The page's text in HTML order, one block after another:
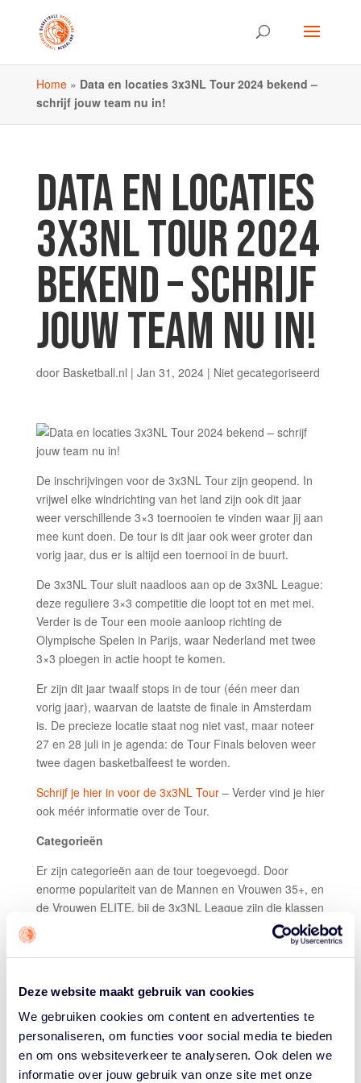
Deze website maakt gebruik van cookies
We gebruiken cookies om content en advertenties te
personaliseren, om functies voor social media te bieden
en om ons websiteverkeer te analyseren. Ook delen we
informatie over jouw gebruik van onze site met onze
Home» Data en locaties 3x3NL Tour 2024 bekend –
schrijf jouw team nu in!
DATA EN LOCATIES
3X3NL TOUR 2024
BEKEND – SCHRIJF
JOUW TEAM NU IN!
door Basketball.nl | Jan 31, 2024| Niet gecategoriseerd
De inschrijvingen voor de 3x3NL Tour zijn geopend. In
vrijwel elke windrichting van het land zijn ook dit jaar
weer verschillende 3×3 toernooien te vinden waar jij aan
mee kunt doen. De tour is dit jaar ook weer groter dan
vorig jaar, dus er is altijd een toernooi in de buurt.
De 3x3NL Tour sluit naadloos aan op de 3x3NL League:
deze reguliere 3×3 competitie die loopt tot en met mei.
Verder is de Tour een mooie aanloop richting de
Olympische Spelen in Parijs, waar Nederland met twee
3×3 ploegen in actie hoopt te komen.
Er zijn dit jaar twaalf stops in de tour (één meer dan
vorig jaar), waarvan de laatste de finale in Amsterdam
is. De precieze locatie staat nog niet vast, maar noteer
27 en 28 juli in je agenda: de Tour Finals beloven weer
twee dagen basketbalfeest te worden.
Schrijf je hier in voor de 3x3NL Tour– Verder vind je hier
ook méér informatie over de Tour.
Categorieën
Er zijn categorieën aan de tour toegevoegd. Door
enorme populariteit van de Mannen en Vrouwen 35+, en
de Vrouwen ELITE, bij de 3x3NL League zijn die klassen
Mix U12
Mannen / Vrouwen U16
Mannen / Vrouwen U18
Mannen U23
Mannen / Vrouwen Open